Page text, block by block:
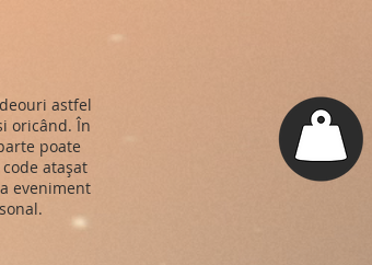
astfel
oricând. În
poate
atașat
eveniment